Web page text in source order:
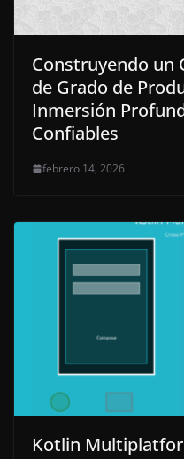
Construyendo un
de Grado de
Inmersión
Confiables
febrero 14, 2026
Kotlin